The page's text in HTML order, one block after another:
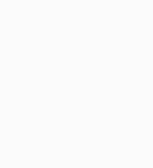
নানা আয়োজনে জুলাই গণ-
দিবস পালিত